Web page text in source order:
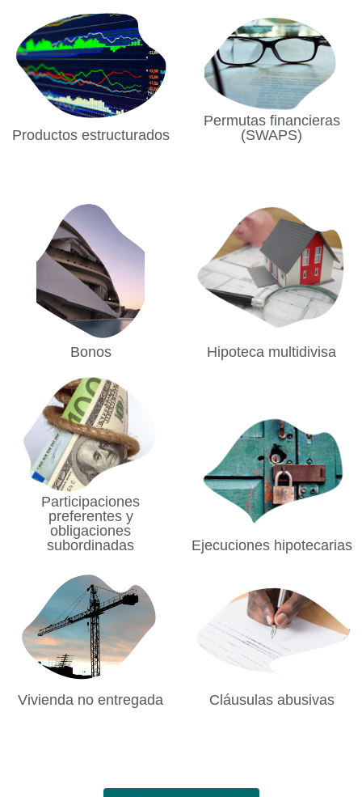
Productos estructurados
Permutas financieras
(SWAPS)
Bonos Hipoteca multidivisa
Participaciones
preferentes y
obligaciones
subordinadas
Ejecuciones hipotecarias
Vivienda no entregada Cláusulas abusivas